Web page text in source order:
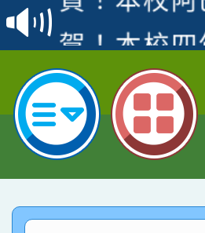
名
倩參加桃
名 指導老
賀！本校
園市英語
指導老師
賀！本校
賽 劉文瑛
臺灣台語-
賀！本校
市賽榮獲
創客第三名
賀！本校
賽 洪綺君
賀！本校